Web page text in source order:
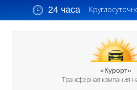
24 часа
«Курорт»
Трансферная компания